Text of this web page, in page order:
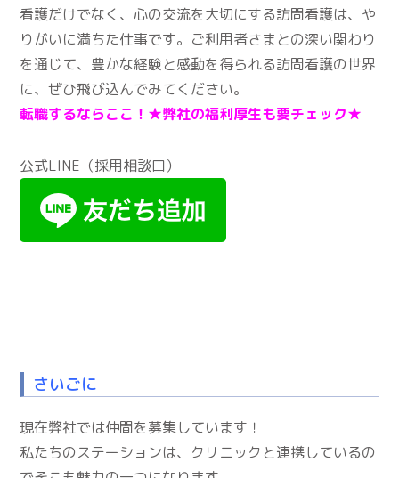
看護だけでなく、心の交流を大切にする訪問看護は、や
りがいに満ちた仕事です。ご利用者さまとの深い関わり
を通じて、豊かな経験と感動を得られる訪問看護の世界
に、ぜひ飛び込んでみてください。
転職するならここ！★弊社の福利厚生も要チェック★
公式LINE（採用相談口）
さいごに
現在弊社では仲間を募集しています！
私たちのステーションは、クリニックと連携しているの